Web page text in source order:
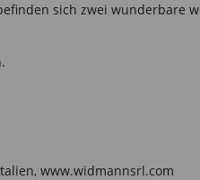
sich zwei wunderbare
www.widmannsrl.com